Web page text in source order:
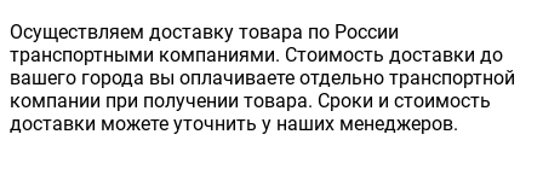
Осуществляем доставку товара по России
транспортными компаниями. Стоимость доставки до
вашего города вы оплачиваете отдельно транспортной
компании при получении товара. Сроки и стоимость
доставки можете уточнить у наших менеджеров.